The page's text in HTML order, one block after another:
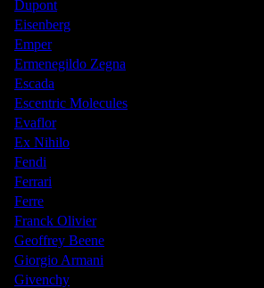
Dupont
Eisenberg
Emper
Ermenegildo Zegna
Escada
Escentric Molecules
Evaflor
Ex Nihilo
Fendi
Ferrari
Ferre
Franck Olivier
Geoffrey Beene
Giorgio Armani
Givenchy